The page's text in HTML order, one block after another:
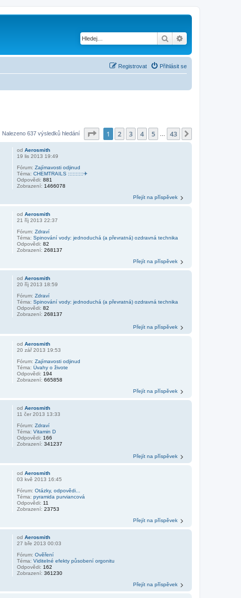
Hledat
Přihlásit se
Registrovat
Nalezeno 637 výsledků hledání Stránka z
1 2 3 4 5 43
odAerosmith
19 lis 2013 19:49
Fórum:Zajímavosti odjinud
Téma:CHEMTRAILS ::::::::::✈
Odpovědi:881
Zobrazení: 1466078
Přejít na příspěvek
odAerosmith
21 říj 2013 22:37
Fórum:Zdraví
Téma:Spinování vody: jednoduchá (a převratná) ozdravná technika
Odpovědi:82
Zobrazení:268137
Přejít na příspěvek
odAerosmith
20 říj 2013 18:59
Fórum:Zdraví
Téma:Spinování vody: jednoduchá (a převratná) ozdravná technika
Odpovědi:82
Zobrazení:268137
Přejít na příspěvek
odAerosmith
20 zář 2013 19:53
Fórum:Zajímavosti odjinud
Téma:Úvahy o živote
Odpovědi: 194
Zobrazení:665858
Přejít na příspěvek
odAerosmith
11 čer 2013 13:33
Fórum:Zdraví
Téma:Vitamin D
Odpovědi: 166
Zobrazení:341237
Přejít na příspěvek
odAerosmith
03 kvě 2013 16:45
Fórum:Otázky, odpovědi...
Téma:pyramida purviancová
Odpovědi: 11
Zobrazení:23753
Přejít na příspěvek
odAerosmith
27 bře 2013 00:03
Fórum:Ověření
Téma:Viditelné efekty působení orgonitu
Odpovědi: 162
Zobrazení:361230
Přejít na příspěvek